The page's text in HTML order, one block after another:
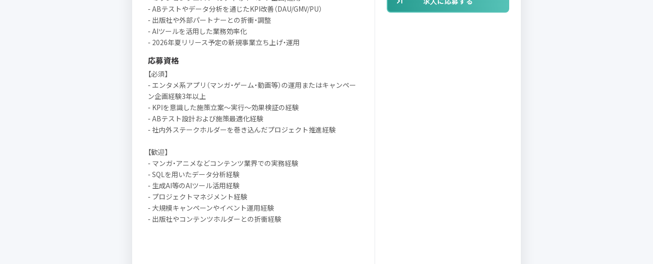
- ABテストやデータ分析を通じたKPI改善（DAU/GMV/PU）
- 出版社や外部パートナーとの折衝・調整
- AIツールを活用した業務効率化
- 2026年夏リリース予定の新規事業立ち上げ・運用
応募資格
【必須】
- エンタメ系アプリ（マンガ・ゲーム・動画等）の運用またはキャンペー
ン企画経験3年以上
- KPIを意識した施策立案〜実行〜効果検証の経験
- ABテスト設計および施策最適化経験
- 社内外ステークホルダーを巻き込んだプロジェクト推進経験
【歓迎】
- マンガ・アニメなどコンテンツ業界での実務経験
- SQLを用いたデータ分析経験
- 生成AI等のAIツール活用経験
- プロジェクトマネジメント経験
- 大規模キャンペーンやイベント運用経験
- 出版社やコンテンツホルダーとの折衝経験